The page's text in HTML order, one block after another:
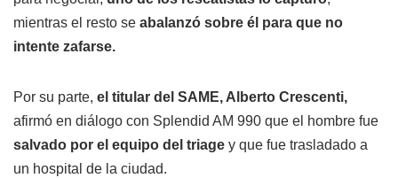
mientras el resto se abalanzó sobre él para que no
intente zafarse.
Por su parte, el titular del SAME, Alberto Crescenti,
afirmó en diálogo con Splendid AM 990 que el hombre fue
salvado por el equipo del triage y que fue trasladado a
un hospital de la ciudad.